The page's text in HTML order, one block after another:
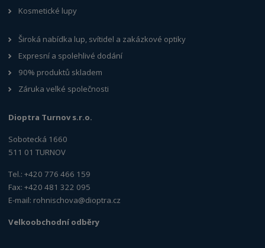
Kosmetické lupy
Široká nabídka lup, svítidel a zakázkové optiky
Expresní a spolehlivé dodání
90% produktů skladem
Záruka velké společnosti
Dioptra Turnov s.r.o.
Sobotecká 1660
511 01 TURNOV
Tel.: +420 776 466 159
Fax: +420 481 322 095
E-mail: rohnischova@dioptra.cz
Velkoobchodní odběry